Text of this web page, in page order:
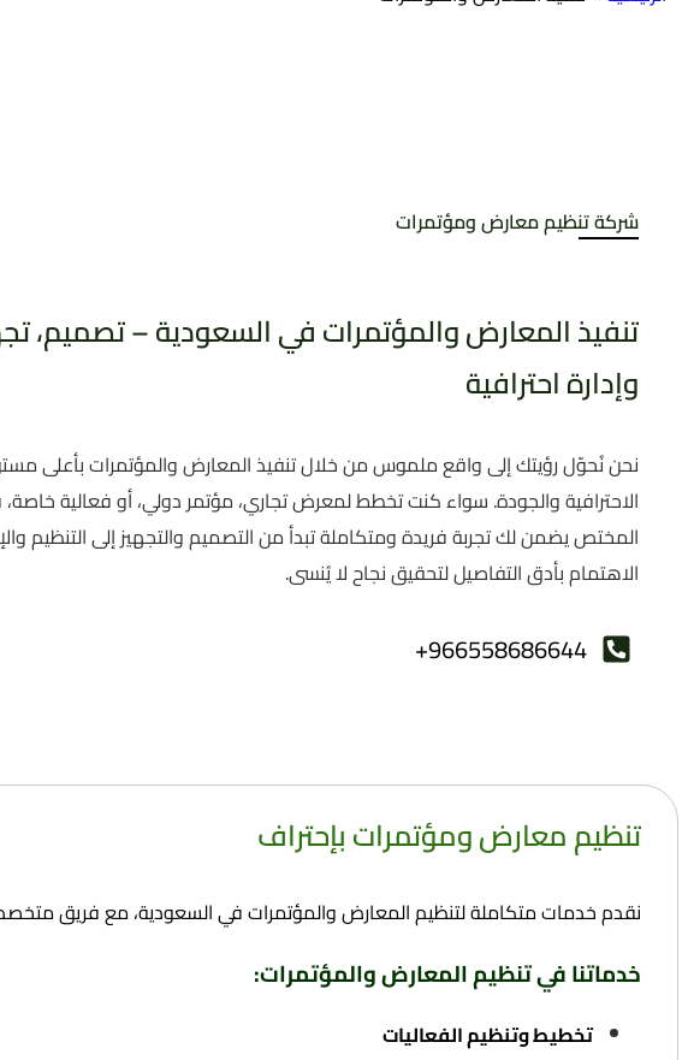
شركة تنظيم معارض ومؤتمرات
تنفيذ المعارض والمؤتمرات في السعودية – تصميم،
وإدارة احترافية
نحن نُحوّل رؤيتك إلى واقع ملموس من خلال تنفيذ المعارض والمؤتمرات بأعلى
الاحترافية والجودة. سواء كنت تخطط لمعرض تجاري، مؤتمر دولي، أو فعالية خاصة،
المختص يضمن لك تجربة فريدة ومتكاملة تبدأ من التصميم والتجهيز إلى التنظيم
الاهتمام بأدق التفاصيل لتحقيق نجاح لا يُنسى.
966558686644+
تنظيم معارض ومؤتمرات بإحتراف
نقدم خدمات متكاملة لتنظيم المعارض والمؤتمرات في السعودية، مع فريق
خدماتنا في تنظيم المعارض والمؤتمرات:
تخطيط وتنظيم الفعاليات